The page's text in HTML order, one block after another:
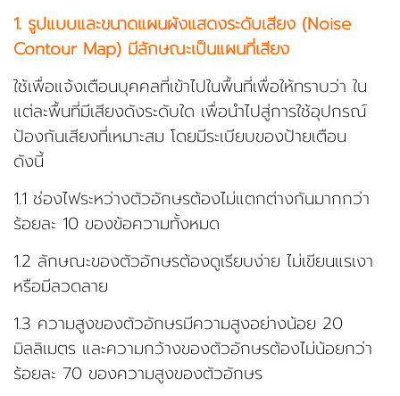
1. รูปแบบและขนาดแผนผังแสดงระดับเสียง (Noise
Contour Map) มีลักษณะเป็นแผนที่เสียง
ใช้เพื่อแจ้งเตือนบุคคลที่เข้าไปในพื้นที่เพื่อให้ทราบว่า ใน
แต่ละพื้นที่มีเสียงดังระดับใด เพื่อนำไปสู่การใช้อุปกรณ์
ป้องกันเสียงที่เหมาะสม โดยมีระเบียบของป้ายเตือน
ดังนี้
1.1 ช่องไฟระหว่างตัวอักษรต้องไม่แตกต่างกันมากกว่า
ร้อยละ 10 ของข้อความทั้งหมด
1.2 ลักษณะของตัวอักษรต้องดูเรียบง่าย ไม่เขียนแรเงา
หรือมีลวดลาย
1.3 ความสูงของตัวอักษรมีความสูงอย่างน้อย 20
มิลลิเมตร และความกว้างของตัวอักษรต้องไม่น้อยกว่า
ร้อยละ 70 ของความสูงของตัวอักษร